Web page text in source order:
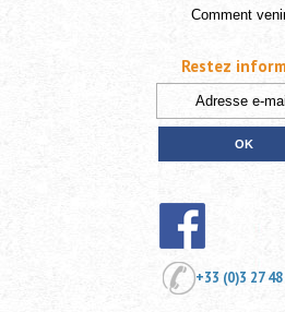
Comment
+33 (0)3 27
Restez